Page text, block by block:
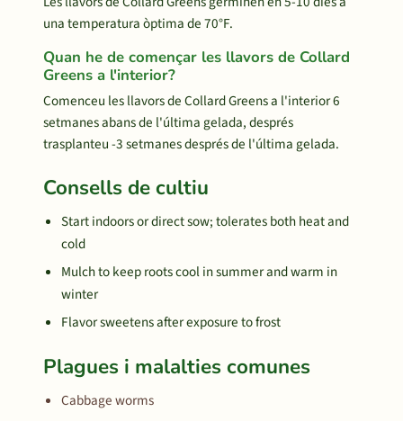
una temperatura òptima de 70°F.
Quan he de començar les llavors de Collard
Greens a l'interior?
Comenceu les llavors de Collard Greens a l'interior 6
setmanes abans de l'última gelada, després
trasplanteu -3 setmanes després de l'última gelada.
Consells de cultiu
Start indoors or direct sow; tolerates both heat and
cold
Mulch to keep roots cool in summer and warm in
winter
Flavor sweetens after exposure to frost
Plagues i malalties comunes
Cabbage worms